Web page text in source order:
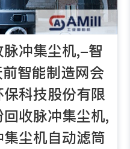
冲集尘机,-智
智能制造网会
科技股份有限
收脉冲集尘机,
尘机自动滤筒